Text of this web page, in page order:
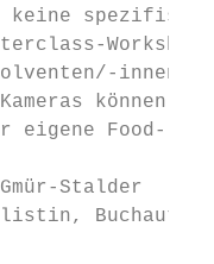
keine
innen
können
eigene Food-
Stalder